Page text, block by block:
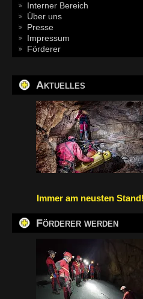
Interner Bereich
Über uns
Presse
Impressum
Förderer
Aktuelles
Immer am neusten Stand!
Förderer werden